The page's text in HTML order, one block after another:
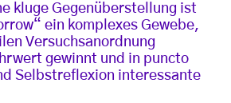
kluge Gegenüberstellung ist
ein komplexes Gewebe,
Versuchsanordnung
gewinnt und in puncto
Selbstreflexion interessante